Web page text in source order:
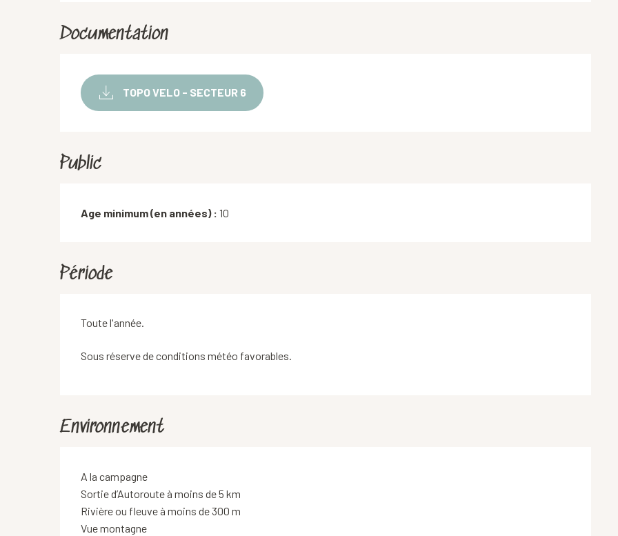
Documentation
TOPO VELO - SECTEUR 6
Public
Age minimum (en années) : 10
Période
Toute l'année.
Sous réserve de conditions météo favorables.
Environnement
A la campagne
Sortie d’Autoroute à moins de 5 km
Rivière ou fleuve à moins de 300 m
Vue montagne